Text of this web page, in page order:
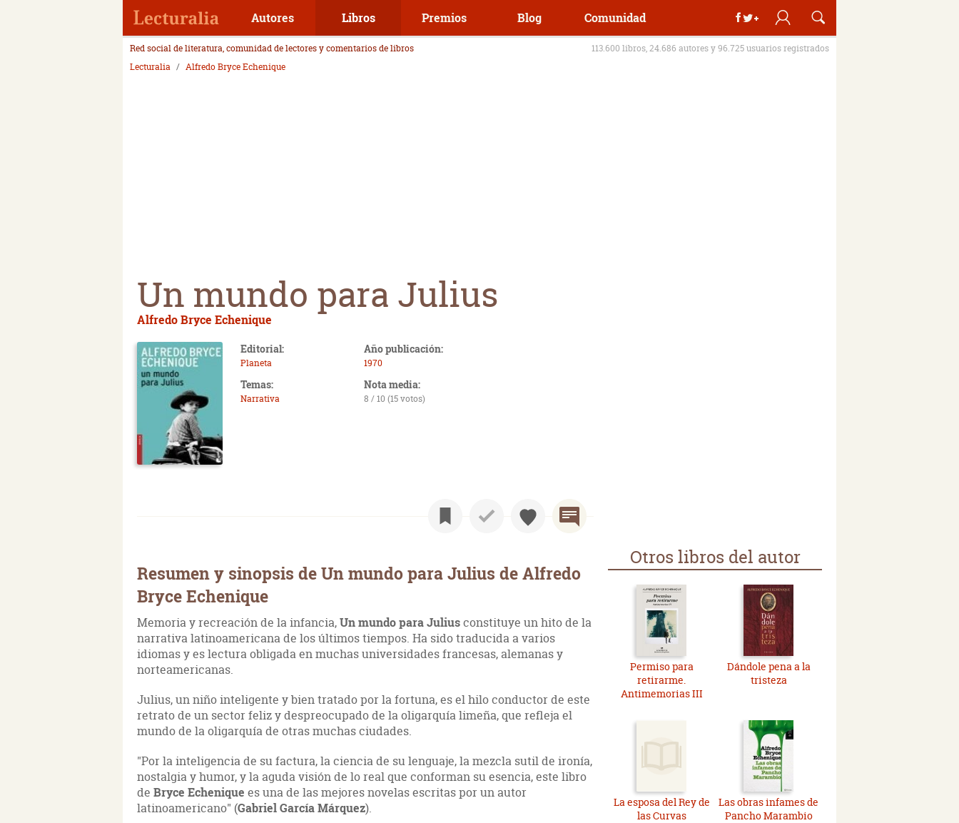
Autores Libros Premios Blog Comunidad
Red social de literatura, comunidad de lectores y comentarios de libros
113.600 libros, 24.686 autores y 96.725 usuarios registrados
Lecturalia
Alfredo Bryce Echenique
Un mundo para Julius
Alfredo Bryce Echenique
Editorial:
Planeta
Año publicación:
1970
Temas:
Narrativa
Nota media:
8 / 10 (15 votos)
Resumen y sinopsis de Un mundo para Julius de Alfredo
Bryce Echenique
Memoria y recreación de la infancia,Un mundo para Juliusconstituye un hito de la
narrativa latinoamericana de los últimos tiempos. Ha sido traducida a varios
idiomas y es lectura obligada en muchas universidades francesas, alemanas y
norteamericanas.
Julius, un niño inteligente y bien tratado por la fortuna, es el hilo conductor de este
retrato de un sector feliz y despreocupado de la oligarquía limeña, que refleja el
mundo de la oligarquía de otras muchas ciudades.
"Por la inteligencia de su factura, la ciencia de su lenguaje, la mezcla sutil de ironía,
nostalgia y humor, y la aguda visión de lo real que conforman su esencia, este libro
de Bryce Echenique es una de las mejores novelas escritas por un autor
latinoamericano" (Gabriel García Márquez).
Otros libros del autor
Permiso para
retirarme.
Antimemorias III
Dándole pena a la
tristeza
La esposa del Rey de
las Curvas
Las obras infames de
Pancho Marambio